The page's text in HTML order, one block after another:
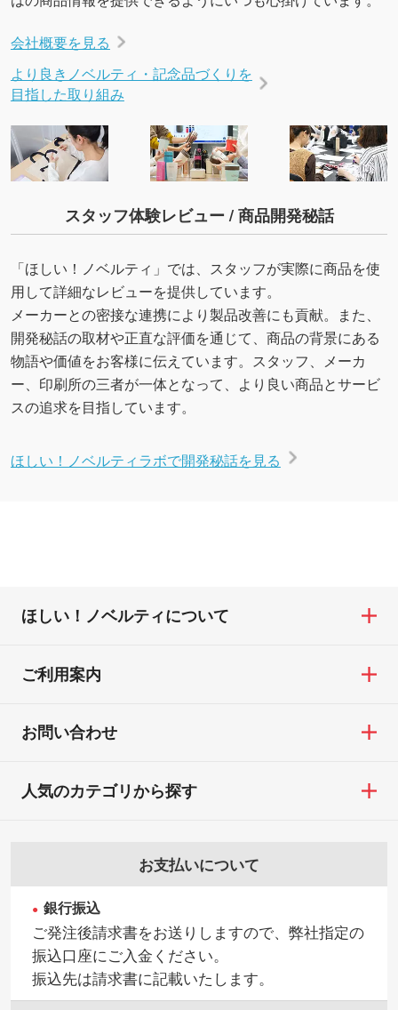
会社概要を見る
より良きノベルティ・記念品づくりを
目指した取り組み
スタッフ体験レビュー / 商品開発秘話
「ほしい！ノベルティ」では、スタッフが実際に商品を使
用して詳細なレビューを提供しています。
メーカーとの密接な連携により製品改善にも貢献。また、
開発秘話の取材や正直な評価を通じて、商品の背景にある
物語や価値をお客様に伝えています。スタッフ、メーカ
ー、印刷所の三者が一体となって、より良い商品とサービ
スの追求を目指しています。
ほしい！ノベルティラボで開発秘話を見る
ほしい！ノベルティについて
ご利用案内
お問い合わせ
お支払いについて
銀行振込
ご発注後請求書をお送りしますので、弊社指定の
振込口座にご入金ください。
振込先は請求書に記載いたします。
人気のカテゴリから探す